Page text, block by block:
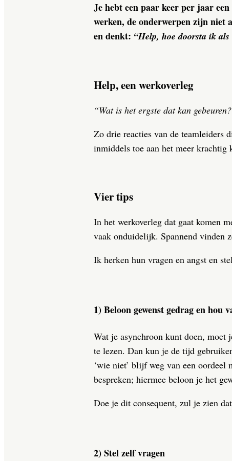
Je hebt een paar keer per jaar
werken, de onderwerpen zijn niet
en denkt: “Help, hoe doorsta ik
Help, een werkoverleg
“Wat is het ergste dat kan
Zo drie reacties van de teamleiders
inmiddels toe aan het meer krachtig
Vier tips
In het werkoverleg dat gaat komen
vaak onduidelijk. Spannend vinden
Ik herken hun vragen en angst en
1) Beloon gewenst gedrag en hou
Wat je asynchroon kunt doen, moet
te lezen. Dan kun je de tijd
‘wie niet’ blijf weg van een oordeel
bespreken; hiermee beloon je het
Doe je dit consequent, zul je zien
2) Stel zelf vragen